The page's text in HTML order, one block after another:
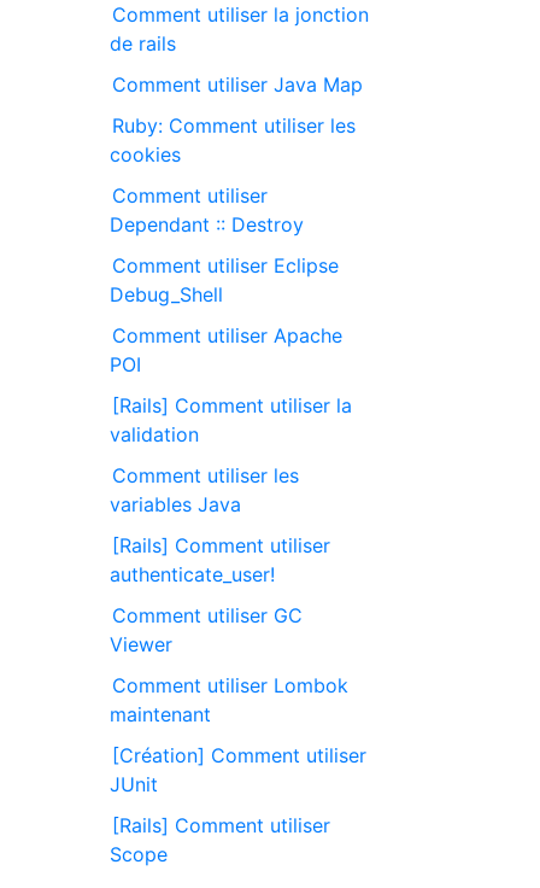
Comment utiliser la jonction
de rails
Comment utiliser Java Map
Ruby: Comment utiliser les
cookies
Comment utiliser
Dependant :: Destroy
Comment utiliser Eclipse
Debug_Shell
Comment utiliser Apache
POI
[Rails] Comment utiliser la
validation
Comment utiliser les
variables Java
[Rails] Comment utiliser
authenticate_user!
Comment utiliser GC
Viewer
Comment utiliser Lombok
maintenant
[Création] Comment utiliser
JUnit
[Rails] Comment utiliser
Scope